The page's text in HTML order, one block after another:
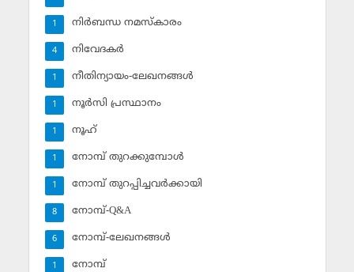
നിര്‍ബന്ധ നമസ്‌കാരം
1
നിവേദകര്‍
4
നീതിന്യായം-ലേഖനങ്ങള്‍
1
നൂര്‍സി പ്രസ്ഥാനം
1
നൂഹ്‌
1
നോമ്പ് തുറക്കുമ്പോള്‍
1
നോമ്പ് തുറപ്പിച്ചവര്‍ക്കായി
1
നോമ്പ്-Q&A
8
നോമ്പ്-ലേഖനങ്ങള്‍
6
നോമ്പ്‌
1